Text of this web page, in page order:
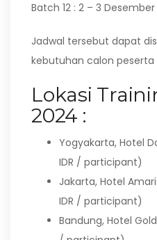
Batch 12 : 2 – 3
Jadwal tersebut dapat
kebutuhan calon peserta
Lokasi
2024 :
Yogyakarta, Hotel
IDR / participant)
Jakarta, Hotel
IDR / participant)
Bandung, Hotel